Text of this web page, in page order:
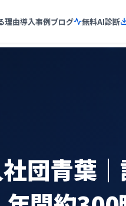
理由導入事例ブログ 無料AI診断
社団青葉